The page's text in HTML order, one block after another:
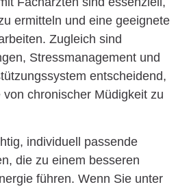
ermitteln und eine geeignete
Zugleich sind
Stressmanagement und
entscheidend,
chronischer Müdigkeit zu
individuell passende
die zu einem besseren
führen. Wenn Sie unter